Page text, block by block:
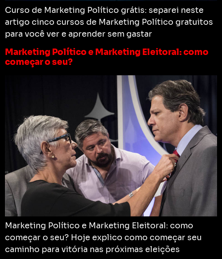
Curso de Marketing Político grátis: separei neste
artigo cinco cursos de Marketing Político gratuitos
para você ver e aprender sem gastar
Marketing Político e Marketing Eleitoral: como
começar o seu?
Marketing Político e Marketing Eleitoral: como
começar o seu? Hoje explico como começar seu
caminho para vitória nas próximas eleições